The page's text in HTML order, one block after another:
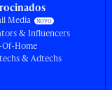
Media
& Influencers
Home
& Adtechs